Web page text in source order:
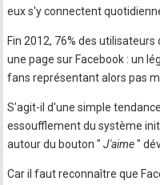
eux s'y connectent
Fin 2012, 76% des
une page sur Facebook : un
fans représentant alors pas
S'agit-il d'une simple
essoufflement du système
autour du bouton " J'aime"
Car il faut reconnaître que